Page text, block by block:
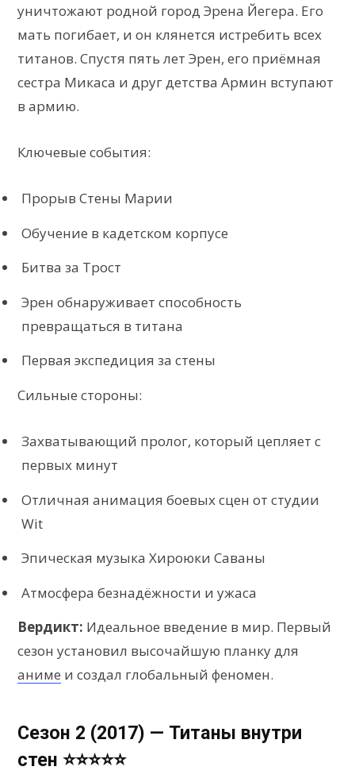
уничтожают родной город Эрена Йегера. Его
мать погибает, и он клянется истребить всех
титанов. Спустя пять лет Эрен, его приёмная
сестра Микаса и друг детства Армин вступают
в армию.
Ключевые события:
Прорыв Стены Марии
Обучение в кадетском корпусе
Битва за Трост
Эрен обнаруживает способность
превращаться в титана
Первая экспедиция за стены
Сильные стороны:
Захватывающий пролог, который цепляет с
первых минут
Отличная анимация боевых сцен от студии
Wit
Эпическая музыка Хироюки Саваны
Атмосфера безнадёжности и ужаса
Вердикт: Идеальное введение в мир. Первый
сезон установил высочайшую планку для
аниме и создал глобальный феномен.
Сезон 2 (2017) — Титаны внутри
стен ⭐⭐⭐⭐⭐